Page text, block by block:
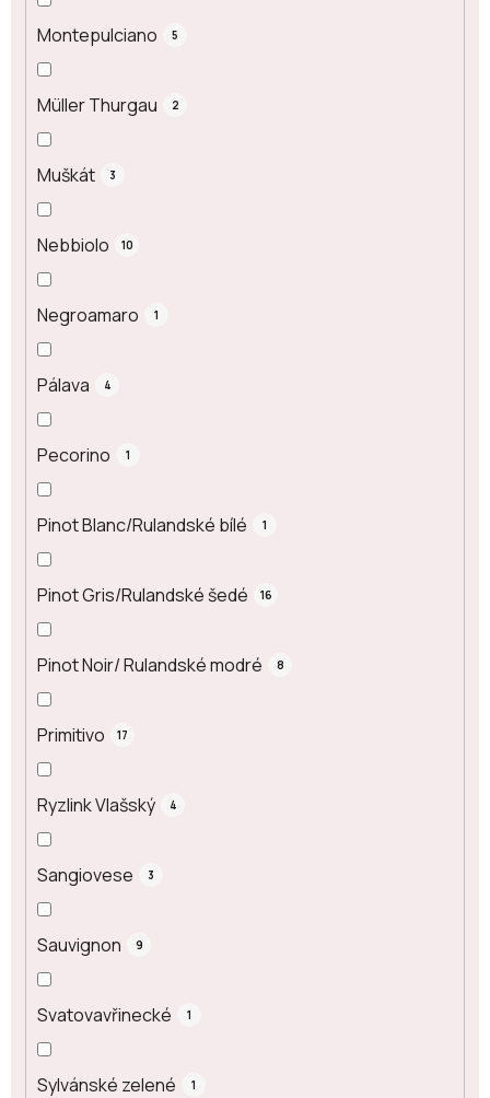
Montepulciano 5
Müller Thurgau 2
Muškát 3
Nebbiolo 10
Negroamaro 1
Pálava 4
Pecorino 1
Pinot Blanc/Rulandské bílé 1
Pinot Gris/Rulandské šedé 16
Pinot Noir/ Rulandské modré 8
Primitivo 17
Ryzlink Vlašský 4
Sangiovese 3
Sauvignon 9
Svatovavřinecké 1
Sylvánské zelené 1